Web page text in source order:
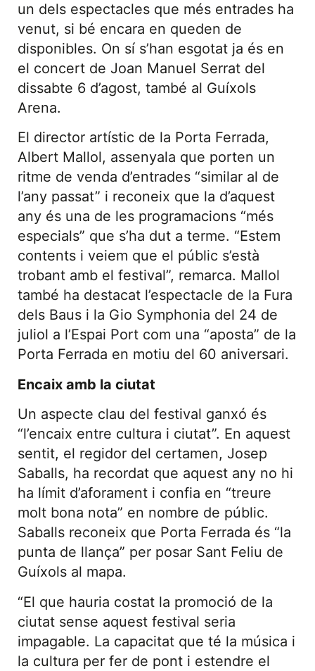
un dels espectacles que més entrades ha
venut, si bé encara en queden de
disponibles. On sí s’han esgotat ja és en
el concert de Joan Manuel Serrat del
dissabte 6 d’agost, també al Guíxols
Arena.
El director artístic de la Porta Ferrada,
Albert Mallol, assenyala que porten un
ritme de venda d’entrades “similar al de
l’any passat” i reconeix que la d’aquest
any és una de les programacions “més
especials” que s’ha dut a terme. “Estem
contents i veiem que el públic s’està
trobant amb el festival”, remarca. Mallol
també ha destacat l’espectacle de la Fura
dels Baus i la Gio Symphonia del 24 de
juliol a l’Espai Port com una “aposta” de la
Porta Ferrada en motiu del 60 aniversari.
Encaix amb la ciutat
Un aspecte clau del festival ganxó és
“l’encaix entre cultura i ciutat”. En aquest
sentit, el regidor del certamen, Josep
Saballs, ha recordat que aquest any no hi
ha límit d’aforament i confia en “treure
molt bona nota” en nombre de públic.
Saballs reconeix que Porta Ferrada és “la
punta de llança” per posar Sant Feliu de
Guíxols al mapa.
“El que hauria costat la promoció de la
ciutat sense aquest festival seria
impagable. La capacitat que té la música i
la cultura per fer de pont i estendre el